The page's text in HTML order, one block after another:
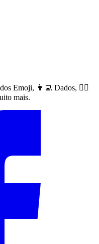
Emoji, 👨‍💻 Dados, 🙅‍♀️
mais.